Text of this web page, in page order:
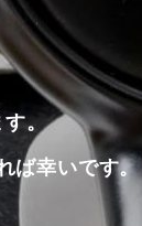
す。
ば幸いです。